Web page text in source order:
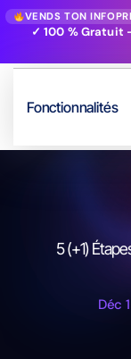
VENDS TON
✓ 100 % Gratuit
Fonctionnalités
5 (+1)
Déc